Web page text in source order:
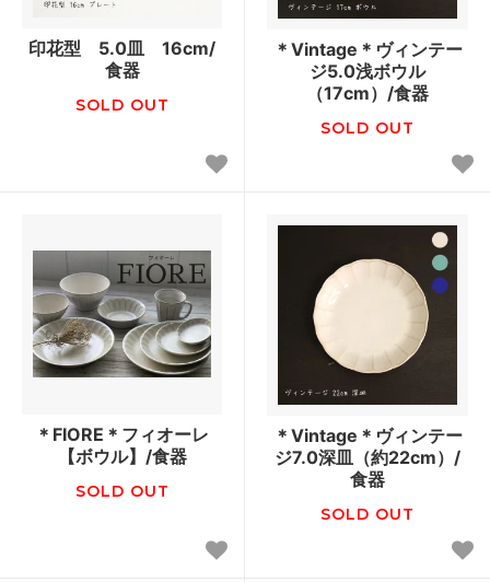
印花型 5.0皿 16cm/
食器
SOLD OUT
＊Vintage＊ヴィンテー
ジ5.0浅ボウル
（17cm）/食器
SOLD OUT
＊FIORE＊フィオーレ
【ボウル】/食器
SOLD OUT
＊Vintage＊ヴィンテー
ジ7.0深皿（約22cm）/
食器
SOLD OUT